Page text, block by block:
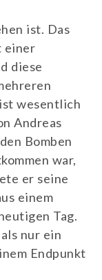
ist. Das
einer
diese
wesentlich
Andreas
Bomben
war,
er seine
einem
Tag.
nur ein
Endpunkt